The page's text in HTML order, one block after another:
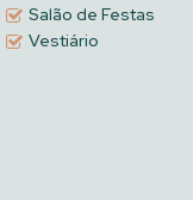
Salão de Festas
Vestiário